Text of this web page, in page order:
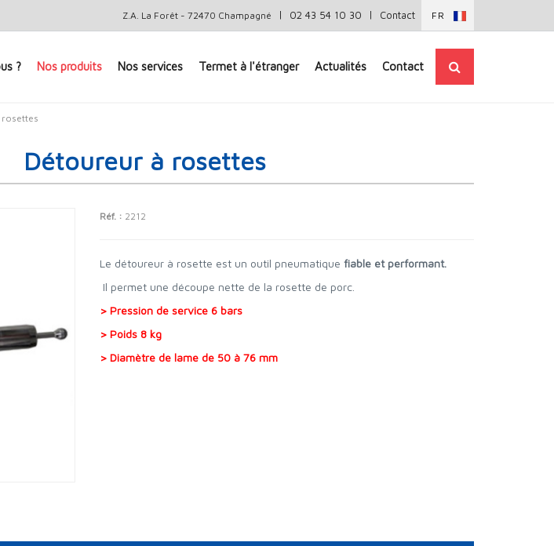
Z.A. La Forêt - 72470 Champagné | 02 43 54 10 30 | Contact FR
? Nos produits Nos services Termet à l'étranger Actualités Contact
Détoureur à rosettes
Réf. : 2212
Le détoureur à rosette est un outil pneumatique fiable et performant.
Il permet une découpe nette de la rosette de porc.
> Pression de service 6 bars
> Poids 8 kg
> Diamètre de lame de 50 à 76 mm